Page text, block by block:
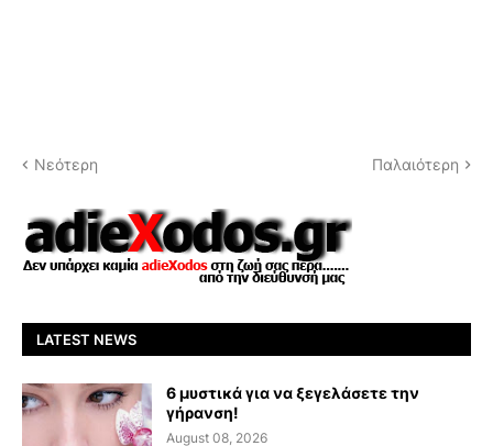
Νεότερη Παλαιότερη
LATEST NEWS
6 μυστικά για να ξεγελάσετε την
γήρανση!
August 08, 2026